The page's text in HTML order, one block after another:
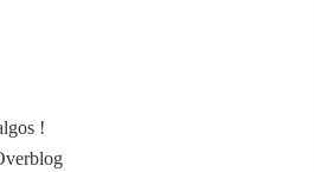
!